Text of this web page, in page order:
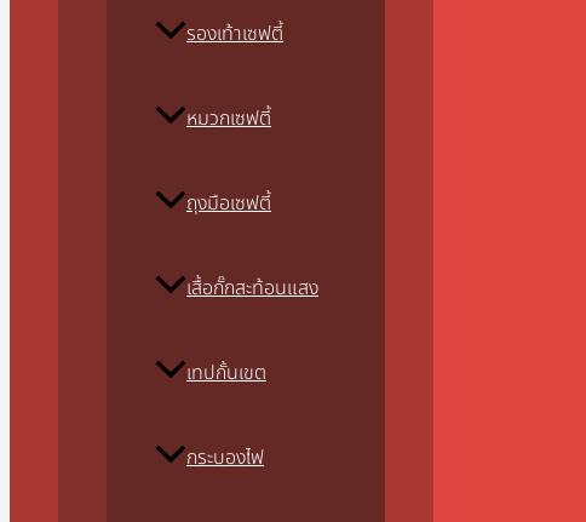
รองเท้าเซฟตี้
หมวกเซฟตี้
ถุงมือเซฟตี้
เสื้อกั๊กสะท้อนแสง
เทปกั้นเขต
กระบองไฟ